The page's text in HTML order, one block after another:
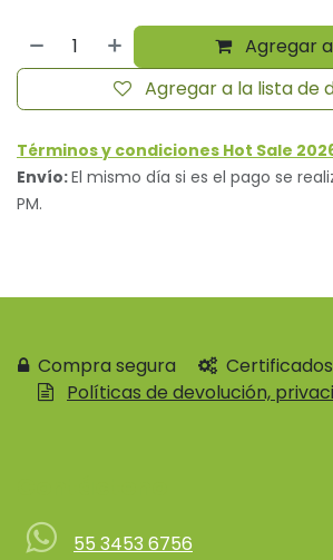
Agregar
Agregar a la lista de
Términos y condiciones Hot Sale
Envío:El mismo día si es el pago se
PM.
Compra segura
Certificados
Políticas de devolución,
55 3453 6756